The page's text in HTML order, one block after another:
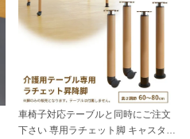
車椅子対応テーブルと同時にご注文
下さい 専用ラチェット脚 キャスター